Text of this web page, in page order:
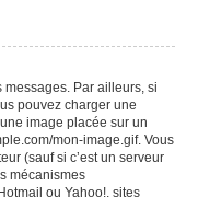
Par ailleurs, si
pouvez charger une
image placée sur un
mon-image.gif. Vous
(sauf si c’est un serveur
mécanismes
ou Yahoo!, sites